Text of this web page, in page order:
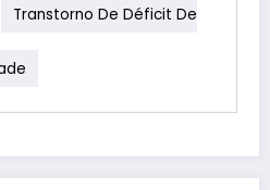
Transtorno De Déficit De